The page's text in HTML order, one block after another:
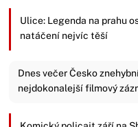
Ulice: Legenda na prahu
natáčení nejvíc těší
Dnes večer Česko
nejdokonalejší filmový